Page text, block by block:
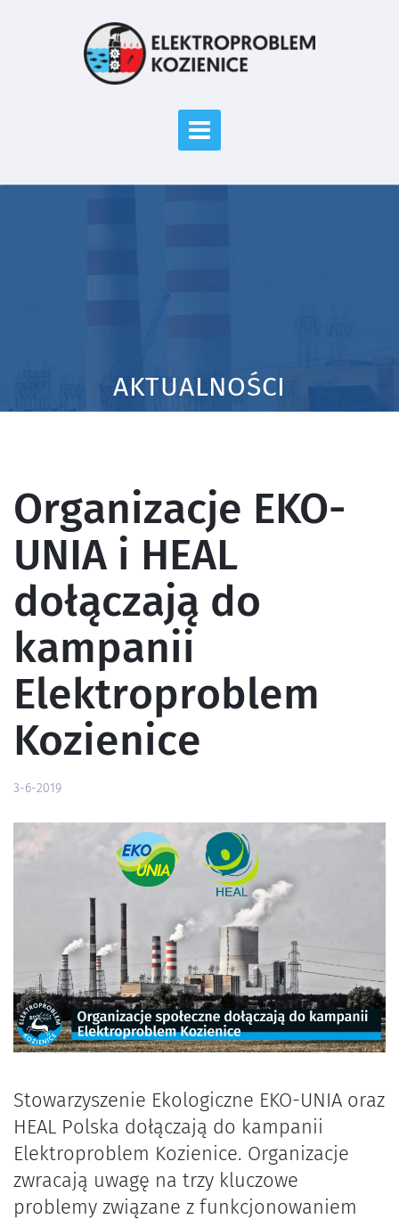
AKTUALNOŚCI
Organizacje EKO-
UNIA i HEAL
dołączają do
kampanii
Elektroproblem
Kozienice
3-6-2019
Stowarzyszenie Ekologiczne EKO-UNIA oraz
HEAL Polska dołączają do kampanii
Elektroproblem Kozienice. Organizacje
zwracają uwagę na trzy kluczowe
problemy związane z funkcjonowaniem